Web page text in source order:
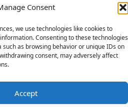
Consent
we use technologies like cookies to
Consenting to these technologies
as browsing behavior or unique IDs on
consent, may adversely affect
Accept
gekennzeichneten Inhalten
/ Affiliate Links: Beim
erhalten wir jedoch